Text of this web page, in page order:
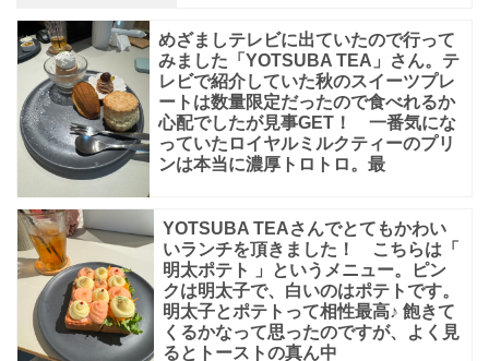
で
撮
影
し
て
ン
ス
タ
と
か
めざましテレビに出ていたので行って
みました「YOTSUBA TEA」さん。テ
レビで紹介していた秋のスイーツプレ
ートは数量限定だったので食べれるか
心配でしたが見事GET！ 一番気にな
っていたロイヤルミルクティーのプリ
ンは本当に濃厚トロトロ。最
YOTSUBA TEAさんでとてもかわい
いランチを頂きました！ こちらは「
明太ポテト 」というメニュー。ピン
クは明太子で、白いのはポテトです。
明太子とポテトって相性最高♪ 飽きて
くるかなって思ったのですが、よく見
るとトーストの真ん中